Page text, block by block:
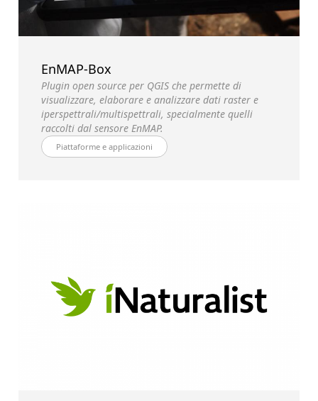
EnMAP-Box
Plugin open source per QGIS che permette di
visualizzare, elaborare e analizzare dati raster e
iperspettrali/multispettrali, specialmente quelli
raccolti dal sensore EnMAP.
Piattaforme e applicazioni